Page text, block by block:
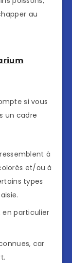
au
si vous
un cadre
à
et/ou à
types
en particulier
car